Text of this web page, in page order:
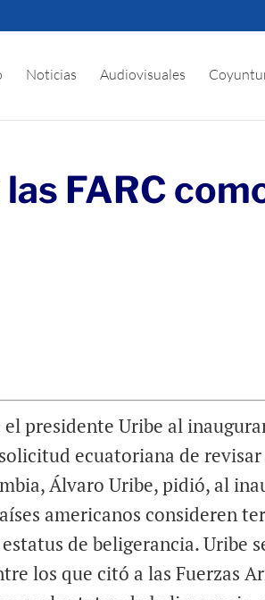
Noticias Audiovisuales
FARC
presidente Uribe al
ecuatoriana de
Álvaro Uribe, pidió, al
americanos consideren
de beligerancia. Uribe
los que citó a las Fuerzas